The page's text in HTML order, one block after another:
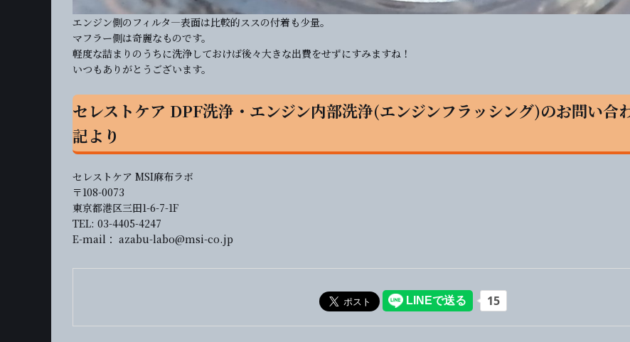
エンジン側のフィルタ―表面は比較的ススの付着も少量。
マフラー側は奇麗なものです。
軽度な詰まりのうちに洗浄しておけば後々大きな出費をせずにすみますね！
いつもありがとうございます。
セレストケア DPF洗浄・エンジン内部洗浄(エンジンフラッシング)のお問い合
記より
セレストケア MSI麻布ラボ
〒108-0073
東京都港区三田1-6-7-1F
TEL: 03-4405-4247
E-mail： azabu-labo@msi-co.jp